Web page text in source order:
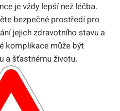
je vždy lepší než léčba.
bezpečné prostředí pro
jejich zdravotního stavu a
komplikace může být
a šťastnému životu.